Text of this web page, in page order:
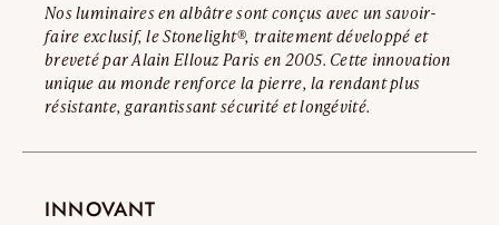
Nos luminaires en albâtre sont conçus avec un savoir-
faire exclusif, le Stonelight®, traitement développé et
breveté par Alain Ellouz Paris en 2005. Cette innovation
unique au monde renforce la pierre, la rendant plus
résistante, garantissant sécurité et longévité.
INNOVANT